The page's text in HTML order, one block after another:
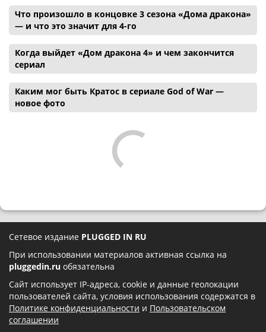
Что произошло в концовке 3 сезона «Дома дракона»
— и что это значит для 4-го
Когда выйдет «Дом дракона 4» и чем закончится
сериал
Каким мог быть Кратос в сериале God of War —
новое фото
Сетевое издание PLUGGED IN RU
При использовании материалов активная ссылка на
pluggedin.ru обязательна
Сайт использует IP-адреса, cookie и данные геолокации
пользователей сайта, условия использования содержатся в
Политике конфиденциальности и Пользовательском
соглашении